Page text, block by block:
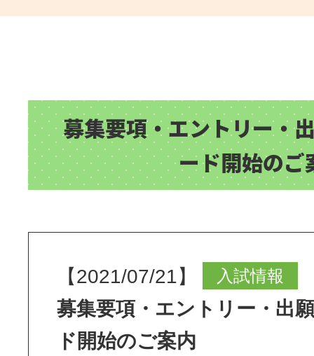
募集要項・エントリー・
ード開始のご
【2021/07/21】 入試情報
募集要項・エントリー・出
ド開始のご案内